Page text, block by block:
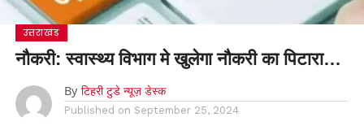
उत्तराखंड
नौकरी: स्वास्थ्य विभाग मे खुलेगा नौकरी का पिटारा…
By टिहरी टुडे न्यूज़ डेस्क
Published on September 25, 2024